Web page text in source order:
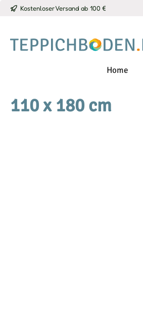
Hauptinhalt springen
Zur Suche springen
Zur Hauptnavigation springen
Kostenloser Versand ab 100 €
Home
110 x 180 cm